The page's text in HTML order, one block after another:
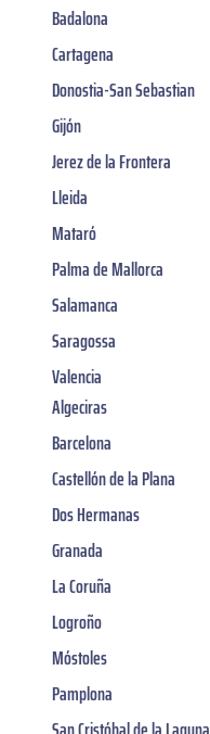
Badalona
Cartagena
Donostia-San Sebastian
Gijón
Jerez de la Frontera
Lleida
Mataró
Palma de Mallorca
Salamanca
Saragossa
Valencia
Algeciras
Barcelona
Castellón de la Plana
Dos Hermanas
Granada
La Coruña
Logroño
Móstoles
Pamplona